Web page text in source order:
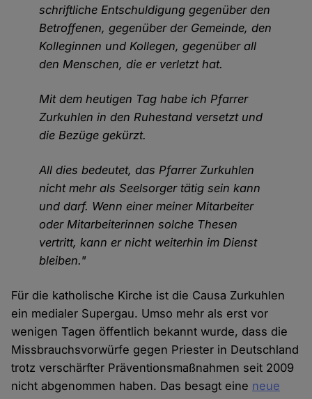
schriftliche Entschuldigung gegenüber den
Betroffenen, gegenüber der Gemeinde, den
Kolleginnen und Kollegen, gegenüber all
den Menschen, die er verletzt hat.
Mit dem heutigen Tag habe ich Pfarrer
Zurkuhlen in den Ruhestand versetzt und
die Bezüge gekürzt.
All dies bedeutet, das Pfarrer Zurkuhlen
nicht mehr als Seelsorger tätig sein kann
und darf. Wenn einer meiner Mitarbeiter
oder Mitarbeiterinnen solche Thesen
vertritt, kann er nicht weiterhin im Dienst
bleiben."
Für die katholische Kirche ist die Causa Zurkuhlen
ein medialer Supergau. Umso mehr als erst vor
wenigen Tagen öffentlich bekannt wurde, dass die
Missbrauchsvorwürfe gegen Priester in Deutschland
trotz verschärfter Präventionsmaßnahmen seit 2009
nicht abgenommen haben. Das besagt eine neue